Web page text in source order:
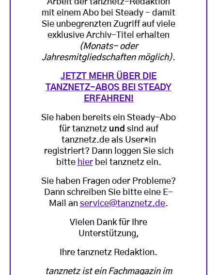
Arbeit der tanznetz-Redaktion
mit einem Abo bei Steady - damit
Sie unbegrenzten Zugriff auf viele
exklusive Archiv-Titel erhalten
(Monats- oder
Jahresmitgliedschaften möglich).
JETZT MEHR ÜBER DIE
TANZNETZ-ABOS BEI STEADY
ERFAHREN!
Sie haben bereits ein Steady-Abo
für tanznetz und sind auf
tanznetz.de als User*in
registriert? Dann loggen Sie sich
bitte hierbei tanznetz ein.
Sie haben Fragen oder Probleme?
Dann schreiben Sie bitte eine E-
Mail an service@tanznetz.de.
Vielen Dank für Ihre
Unterstützung,
Ihre tanznetz Redaktion.
tanznetz ist ein Fachmagazin im